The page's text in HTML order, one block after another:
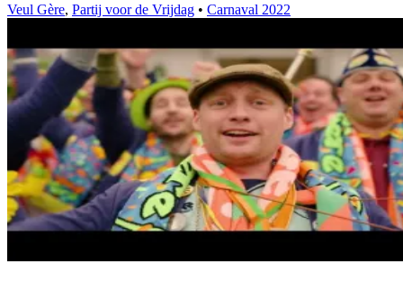
Veul Gère, Partij voor de Vrijdag • Carnaval 2022